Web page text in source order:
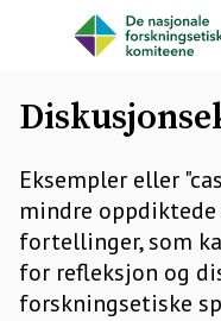
Eksempler eller
mindre
fortellinger, som
for refleksjon og
forskningsetiske